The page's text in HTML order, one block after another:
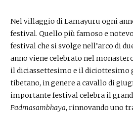
Nel villaggio di Lamayuru ogni
festival. Quello più famoso e
festival che si svolge nell’arco di
anno viene celebrato nel
il diciassettesimo e il diciottesimo
tibetano, in genere a cavallo di
importante festival celebra il
Padmasambhaya, rinnovando uno